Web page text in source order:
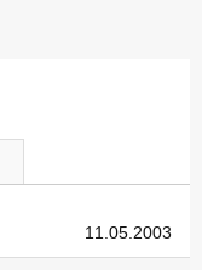
11.05.2003